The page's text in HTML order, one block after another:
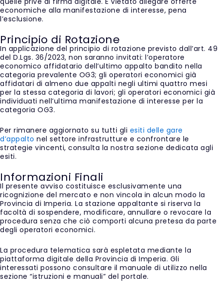
economiche alla manifestazione di interesse, pena
l’esclusione.
Principio di Rotazione
In applicazione del principio di rotazione previsto dall’art. 49
del D.Lgs. 36/2023, non saranno invitati: l’operatore
economico affidatario dell’ultimo appalto bandito nella
categoria prevalente OG3; gli operatori economici già
affidatari di almeno due appalti negli ultimi quattro mesi
per la stessa categoria di lavori; gli operatori economici già
individuati nell’ultima manifestazione di interesse per la
categoria OG3.
Per rimanere aggiornato su tutti gli esiti delle gare
d’appalto nel settore infrastrutture e confrontare le
strategie vincenti, consulta la nostra sezione dedicata agli
esiti.
Informazioni Finali
Il presente avviso costituisce esclusivamente una
ricognizione del mercato e non vincola in alcun modo la
Provincia di Imperia. La stazione appaltante si riserva la
facoltà di sospendere, modificare, annullare o revocare la
procedura senza che ciò comporti alcuna pretesa da parte
degli operatori economici.
La procedura telematica sarà espletata mediante la
piattaforma digitale della Provincia di Imperia. Gli
interessati possono consultare il manuale di utilizzo nella
sezione “istruzioni e manuali” del portale.